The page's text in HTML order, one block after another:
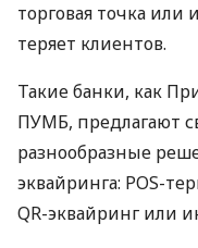
торговая точка или
теряет клиентов.
Такие банки, как
ПУМБ, предлагают
разнообразные
эквайринга: POS-
QR-эквайринг или